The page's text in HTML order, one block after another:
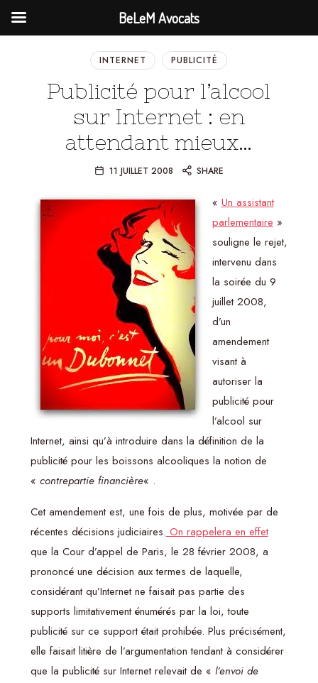
INTERNET PUBLICITÉ
Publicité pour l’alcool
sur Internet : en
attendant mieux…
11 JUILLET 2008 SHARE
« Un assistant
parlementaire »
souligne le rejet,
intervenu dans
la soirée du 9
juillet 2008,
d’un
amendement
visant à
autoriser la
publicité pour
l’alcool sur
Internet, ainsi qu’à introduire dans la définition de la
publicité pour les boissons alcooliques la notion de
« contrepartie financière« .
Cet amendement est, une fois de plus, motivée par de
récentes décisions judiciaires. On rappelera en effet
que la Cour d’appel de Paris, le 28 février 2008, a
prononcé une décision aux termes de laquelle,
considérant qu’Internet ne faisait pas partie des
supports limitativement énumérés par la loi, toute
publicité sur ce support était prohibée. Plus précisément,
elle faisait litière de l’argumentation tendant à considérer
que la publicité sur Internet relevait de « l’envoi de
BeLeM Avocats